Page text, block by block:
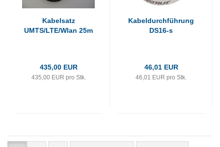
Kabelsatz
UMTS/LTE/Wlan 25m
435,00 EUR
435,00 EUR pro Stk.
Kabeldurchführung
DS16-s
46,01 EUR
46,01 EUR pro Stk.